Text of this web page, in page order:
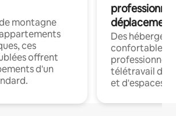
montagne
ces
offrent
d'un
déplacement
Des
confortables
professionnels
télétravail
et d'espaces